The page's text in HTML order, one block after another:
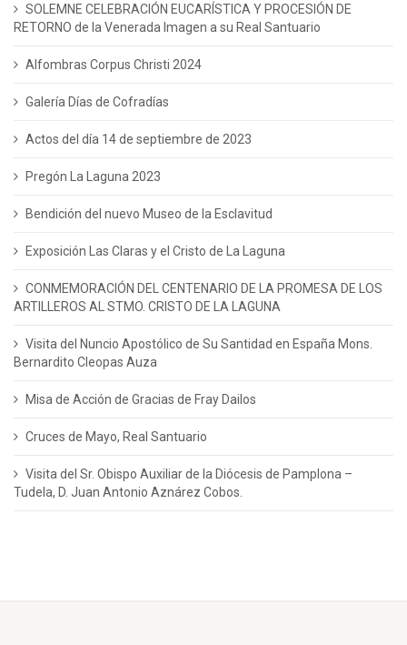
SOLEMNE CELEBRACIÓN EUCARÍSTICA Y PROCESIÓN DE
RETORNO de la Venerada Imagen a su Real Santuario
Alfombras Corpus Christi 2024
Galería Días de Cofradías
Actos del día 14 de septiembre de 2023
Pregón La Laguna 2023
Bendición del nuevo Museo de la Esclavitud
Exposición Las Claras y el Cristo de La Laguna
CONMEMORACIÓN DEL CENTENARIO DE LA PROMESA DE LOS
ARTILLEROS AL STMO. CRISTO DE LA LAGUNA
Visita del Nuncio Apostólico de Su Santidad en España Mons.
Bernardito Cleopas Auza
Misa de Acción de Gracias de Fray Dailos
Cruces de Mayo, Real Santuario
Visita del Sr. Obispo Auxiliar de la Diócesis de Pamplona –
Tudela, D. Juan Antonio Aznárez Cobos.